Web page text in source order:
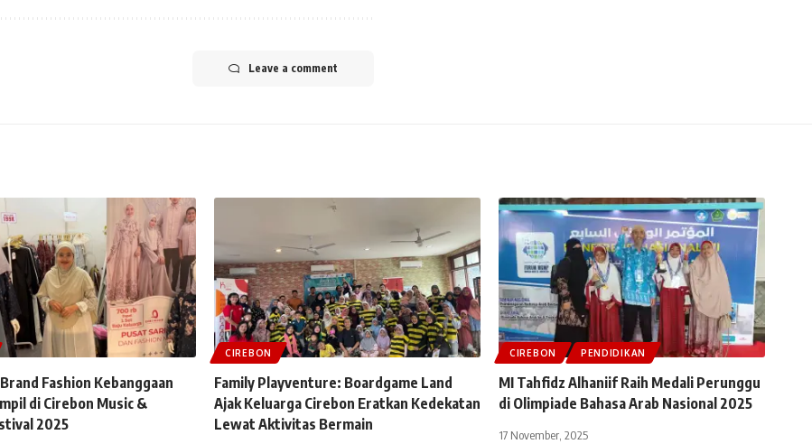
Leave a comment
Fashion Kebanggaan
di Cirebon Music &
2025
CIREBON
Family Playventure: Boardgame Land
Ajak Keluarga Cirebon Eratkan Kedekatan
Lewat Aktivitas Bermain
CIREBON PENDIDIKAN
MI Tahfidz Alhaniif Raih Medali Perunggu
di Olimpiade Bahasa Arab Nasional 2025
17 November, 2025